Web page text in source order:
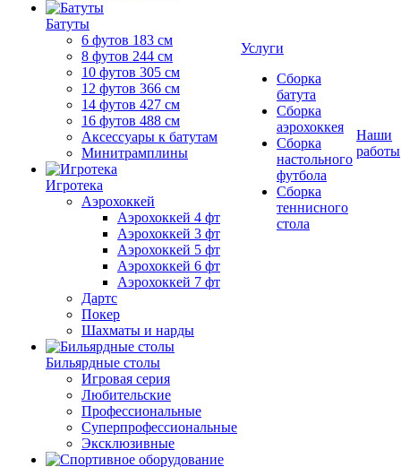
Батуты
6 футов 183 см
8 футов 244 см
10 футов 305 см
12 футов 366 см
14 футов 427 см
16 футов 488 см
Аксессуары к батутам
Минитрамплины
Игротека
Аэрохоккей
Аэрохоккей 4 фт
Аэрохоккей 3 фт
Аэрохоккей 5 фт
Аэрохоккей 6 фт
Аэрохоккей 7 фт
Дартс
Покер
Шахматы и нарды
Бильярдные столы
Игровая серия
Любительские
Профессиональные
Суперпрофессиональные
Эксклюзивные
Услуги
Сборка
батута
Сборка
аэрохоккея
Сборка
настольного
футбола
Сборка
теннисного
стола
Наши
работы